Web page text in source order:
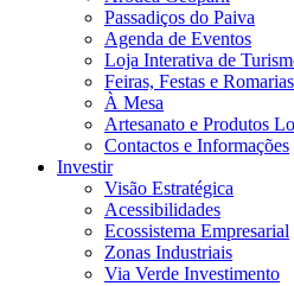
Passadiços do Paiva
Agenda de Eventos
Loja Interativa de
Feiras, Festas e Romarias
À Mesa
Artesanato e Produtos
Contactos e Informações
Investir
Visão Estratégica
Acessibilidades
Ecossistema Empresarial
Zonas Industriais
Via Verde Investimento